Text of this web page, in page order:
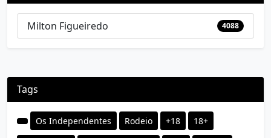
Milton Figueiredo 4088
Tags
Os Independentes Rodeio +18 18+